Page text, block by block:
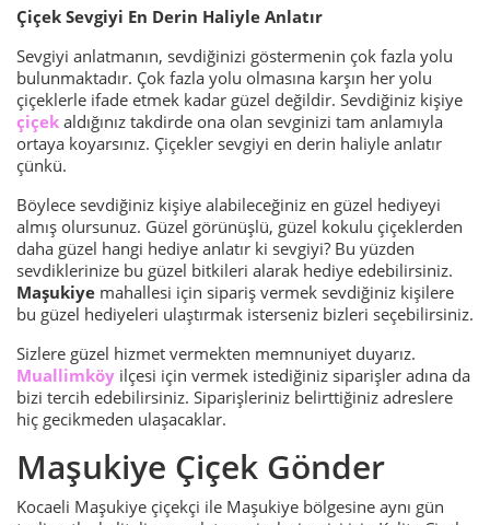
Çiçek Sevgiyi En Derin Haliyle Anlatır
Sevgiyi anlatmanın, sevdiğinizi göstermenin çok fazla yolu
bulunmaktadır. Çok fazla yolu olmasına karşın her yolu
çiçeklerle ifade etmek kadar güzel değildir. Sevdiğiniz kişiye
çiçek aldığınız takdirde ona olan sevginizi tam anlamıyla
ortaya koyarsınız. Çiçekler sevgiyi en derin haliyle anlatır
çünkü.
Böylece sevdiğiniz kişiye alabileceğiniz en güzel hediyeyi
almış olursunuz. Güzel görünüşlü, güzel kokulu çiçeklerden
daha güzel hangi hediye anlatır ki sevgiyi? Bu yüzden
sevdiklerinize bu güzel bitkileri alarak hediye edebilirsiniz.
Maşukiye mahallesi için sipariş vermek sevdiğiniz kişilere
bu güzel hediyeleri ulaştırmak isterseniz bizleri seçebilirsiniz.
Sizlere güzel hizmet vermekten memnuniyet duyarız.
Muallimköy ilçesi için vermek istediğiniz siparişler adına da
bizi tercih edebilirsiniz. Siparişleriniz belirttiğiniz adreslere
hiç gecikmeden ulaşacaklar.
Maşukiye Çiçek Gönder
Kocaeli Maşukiye çiçekçi ile Maşukiye bölgesine aynı gün